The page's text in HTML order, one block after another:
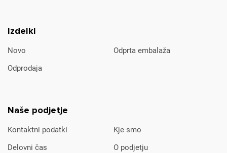
Izdelki
Novo
Odprta embalaža
Odprodaja
Naše podjetje
Kontaktni podatki
Kje smo
Delovni čas
O podjetju